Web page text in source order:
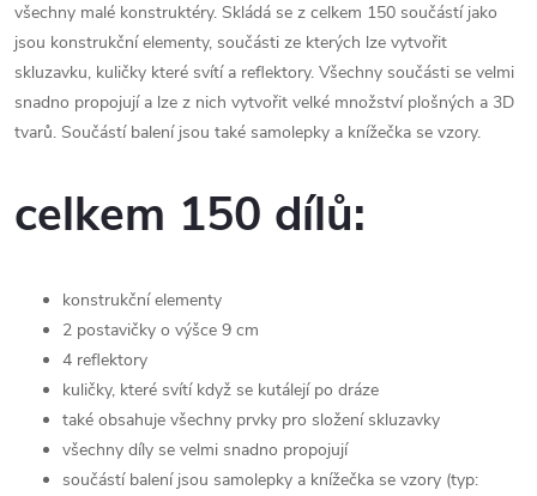
všechny malé konstruktéry. Skládá se z celkem 150 součástí jako
jsou konstrukční elementy, součásti ze kterých lze vytvořit
skluzavku, kuličky které svítí a reflektory. Všechny součásti se velmi
snadno propojují a lze z nich vytvořit velké množství plošných a 3D
tvarů. Součástí balení jsou také samolepky a knížečka se vzory.
celkem 150 dílů:
konstrukční elementy
2 postavičky o výšce 9 cm
4 reflektory
kuličky, které svítí když se kutálejí po dráze
také obsahuje všechny prvky pro složení skluzavky
všechny díly se velmi snadno propojují
součástí balení jsou samolepky a knížečka se vzory (typ: